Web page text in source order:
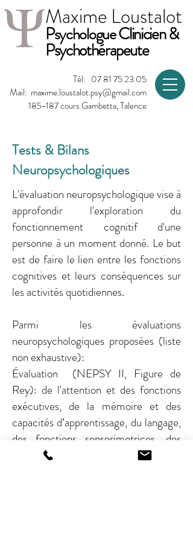
Tél: 07 81 75 23 05
Mail: maxime.loustalot.psy@gmail.com
185-187 cours Gambetta, Talence
Maxime Loustalot
PsychologueClinicien &
Psychothérapeute
Tests & Bilans
Neuropsychologiques
L'évaluation neuropsychologique vise à
approfondir l'exploration du
fonctionnement cognitif d'une
personne à un moment donné. Le but
est de faire le lien entre les fonctions
cognitives et leurs conséquences sur
les activités quotidiennes.
Parmi les évaluations
neuropsychologiques proposées (liste
non exhaustive):
Évaluation (NEPSY II, Figure de
Rey): de l'attention et des fonctions
exécutives, de la mémoire et des
capacités d’apprentissage, du langage,
des fonctions sensorimotrices, des
traitements visuospatiaux, de la